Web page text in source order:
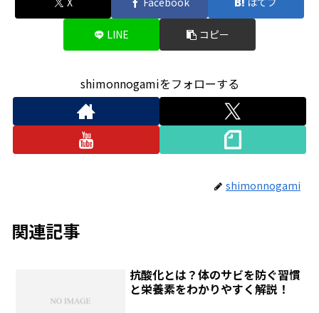
LINE コピー
shimonnogamiをフォローする
shimonnogami
関連記事
抗酸化とは？体のサビを防ぐ習慣
と栄養素をわかりやすく解説！